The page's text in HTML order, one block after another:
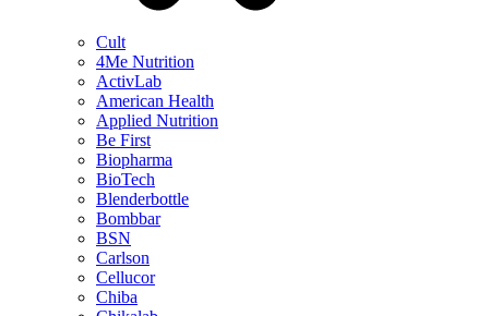
Cult
4Me Nutrition
ActivLab
American Health
Applied Nutrition
Be First
Biopharma
BioTech
Blenderbottle
Bombbar
BSN
Carlson
Cellucor
Chiba